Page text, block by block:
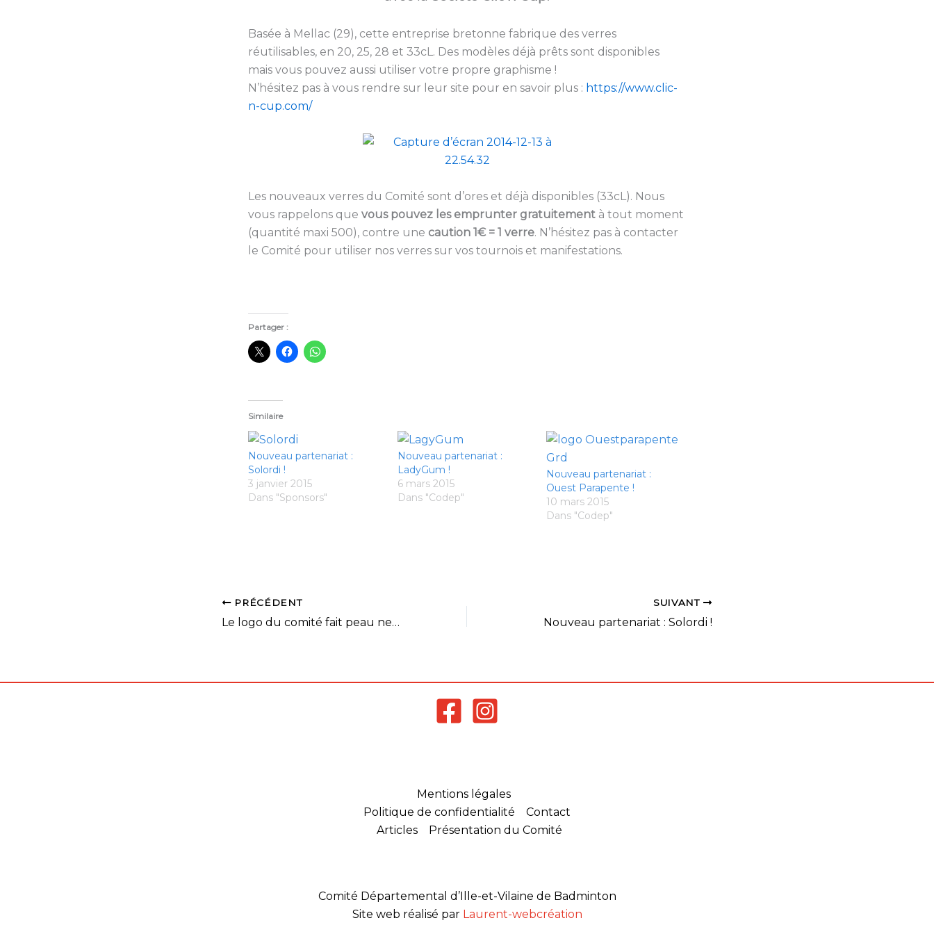
Basée à Mellac (29), cette entreprise bretonne fabrique des verres
réutilisables, en 20, 25, 28 et 33cL. Des modèles déjà prêts sont disponibles
mais vous pouvez aussi utiliser votre propre graphisme !
N’hésitez pas à vous rendre sur leur site pour en savoir plus : https://www.clic-
n-cup.com/
Les nouveaux verres du Comité sont d’ores et déjà disponibles (33cL). Nous
vous rappelons que vous pouvez les emprunter gratuitement à tout moment
(quantité maxi 500), contre une caution 1€ = 1 verre. N’hésitez pas à contacter
le Comité pour utiliser nos verres sur vos tournois et manifestations.
Partager :
Similaire
Nouveau partenariat :
Solordi !
3 janvier 2015
Dans "Sponsors"
Nouveau partenariat :
LadyGum !
6 mars 2015
Dans "Codep"
Nouveau partenariat :
Ouest Parapente !
10 mars 2015
Dans "Codep"
PRÉCÉDENT
Le logo du comité fait peau neuve !
SUIVANT
Nouveau partenariat : Solordi !
Mentions légales
Politique de confidentialité
Contact
Articles
Présentation du Comité
Comité Départemental d’Ille-et-Vilaine de Badminton
Site web réalisé par Laurent-webcréation